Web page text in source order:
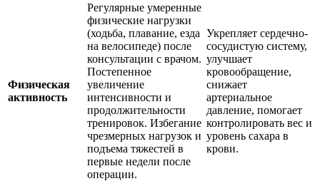
Физическая
активность
Регулярные умеренные
физические нагрузки
(ходьба, плавание, езда
на велосипеде) после
консультации с врачом.
Постепенное
увеличение
интенсивности и
продолжительности
тренировок. Избегание
чрезмерных нагрузок и
подъема тяжестей в
первые недели после
операции.
Укрепляет сердечно-
сосудистую систему,
улучшает
кровообращение,
снижает
артериальное
давление, помогает
контролировать вес и
уровень сахара в
крови.